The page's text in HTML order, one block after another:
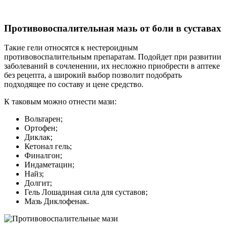
Противовоспалительная мазь от боли в суставах
Такие гели относятся к нестероидным
противовоспалительным препаратам. Подойдет при развитии
заболеваний в сочленении, их несложно приобрести в аптеке
без рецепта, а широкий выбор позволит подобрать
подходящее по составу и цене средство.
К таковым можно отнести мази:
Вольтарен;
Ортофен;
Диклак;
Кетонал гель;
Финалгон;
Индаметацин;
Найз;
Долгит;
Гель Лошадиная сила для суставов;
Мазь Диклофенак.